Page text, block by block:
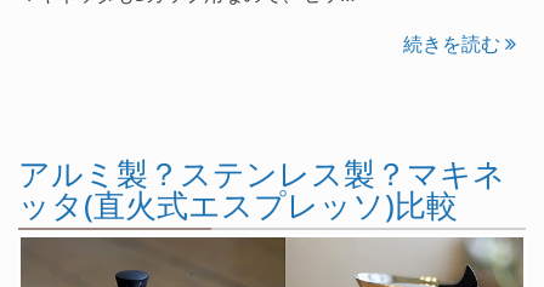
続きを読む
アルミ製？ステンレス製？マキネ
ッタ(直火式エスプレッソ)比較